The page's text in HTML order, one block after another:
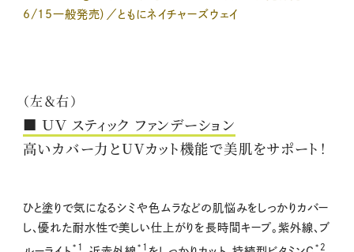
6/15一般発売）／ともにネイチャーズウェイ
（左＆右）
■ ＵＶ スティック ファンデーション
高いカバー力とUVカット機能で美肌をサポート！
ひと塗りで気になるシミや色ムラなどの肌悩みをしっかりカバー
し、優れた耐水性で美しい仕上がりを長時間キープ。紫外線、ブ
*1 *1 *2